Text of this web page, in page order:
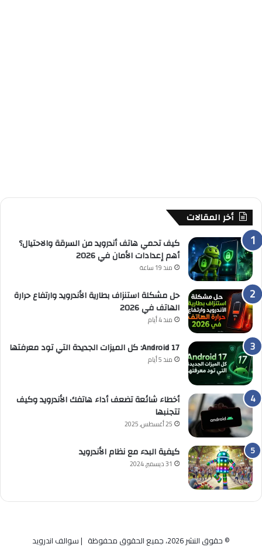
أخر المقالات
كيف تحمي هاتف أندرويد من السرقة والاحتيال؟
أهم إعدادات الأمان في 2026
منذ 19 ساعة
حل مشكلة استنزاف بطارية الأندرويد وارتفاع حرارة
الهاتف في 2026
منذ 4 أيام
Android 17: كل الميزات الجديدة التي تود معرفتها
منذ 5 أيام
أخطاء شائعة تضعف أداء هاتفك الأندرويد وكيف
تتجنبها
25 أغسطس, 2025
كيفية البدء مع نظام الأندرويد
31 ديسمبر, 2024
© حقوق النشر 2026، جميع الحقوق محفوظة | سوالف اندرويد